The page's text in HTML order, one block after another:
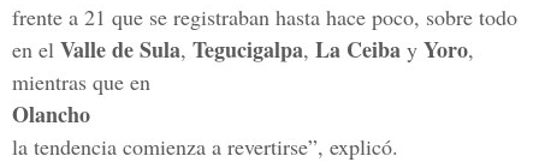
frente a 21 que se registraban hasta hace poco, sobre todo
en el Valle de Sula, Tegucigalpa, La Ceiba y Yoro,
mientras que en
Olancho
la tendencia comienza a revertirse”, explicó.